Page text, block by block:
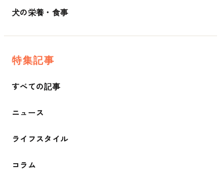
犬の栄養・食事
特集記事
すべての記事
ニュース
ライフスタイル
コラム